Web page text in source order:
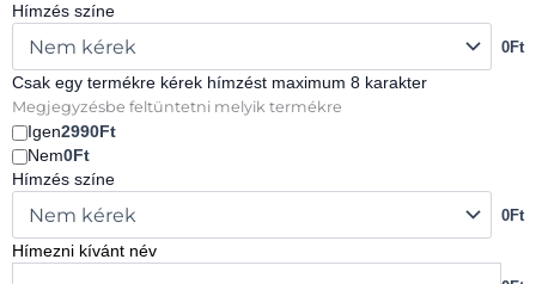
Hímzés színe
0Ft
Csak egy termékre kérek hímzést maximum 8 karakter
Megjegyzésbe feltüntetni melyik termékre
Igen2990Ft
Nem0Ft
Hímzés színe
0Ft
Hímezni kívánt név